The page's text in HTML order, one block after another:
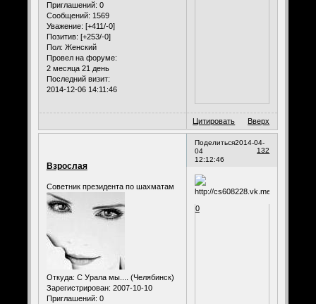
Приглашений: 0
Сообщений: 1569
Уважение: [+411/-0]
Позитив: [+253/-0]
Пол: Женский
Провел на форуме:
2 месяца 21 день
Последний визит:
2014-12-06 14:11:46
Цитировать Вверх
Поделиться
132
2014-04-
04
12:12:46
Взрослая
Советник президента по шахматам
Откуда: С Урала мы.... (Челябинск)
Зарегистрирован: 2007-10-10
Приглашений: 0
0